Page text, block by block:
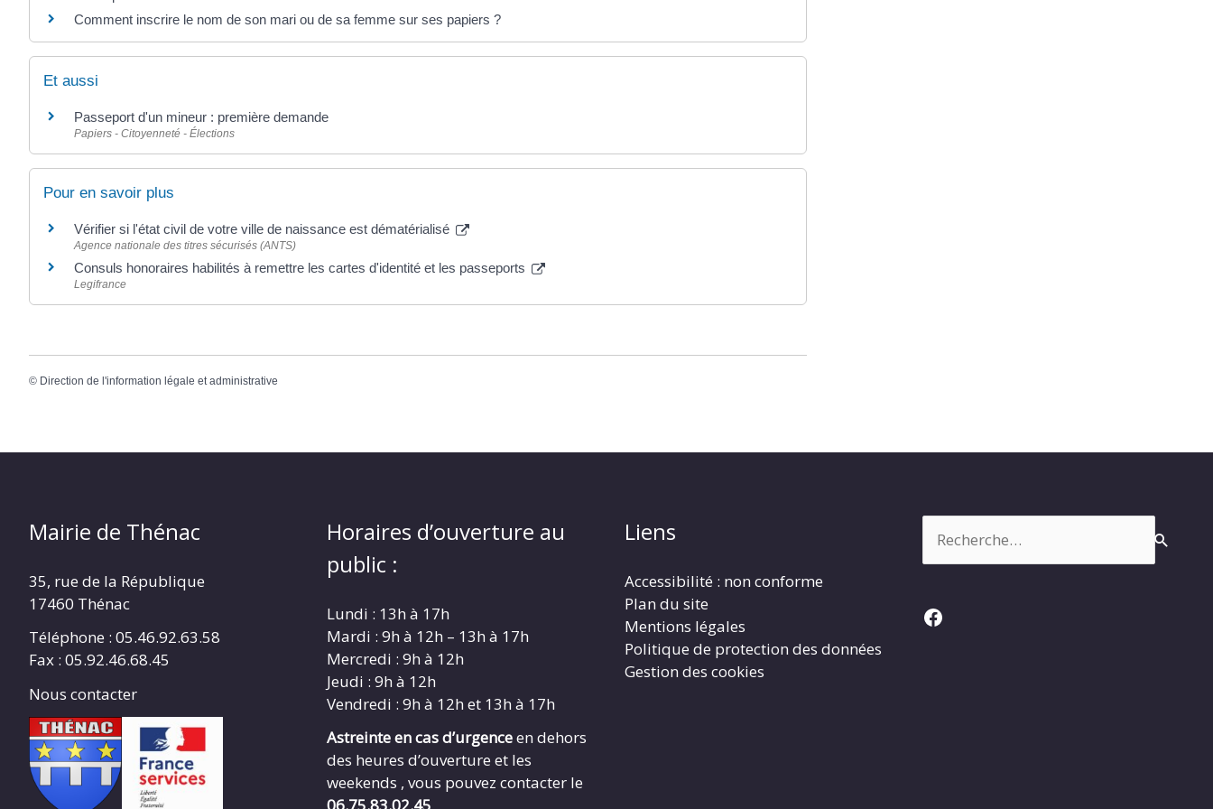
Comment inscrire le nom de son mari ou de sa femme sur ses papiers ?
Et aussi
Passeport d'un mineur : première demande
Papiers - Citoyenneté - Élections
Pour en savoir plus
Vérifier si l'état civil de votre ville de naissance est dématérialisé
Agence nationale des titres sécurisés (ANTS)
Consuls honoraires habilités à remettre les cartes d'identité et les passeports
Legifrance
© Direction de l'information légale et administrative
Mairie de Thénac
35, rue de la République
17460 Thénac
Téléphone : 05.46.92.63.58
Fax : 05.92.46.68.45
Nous contacter
Horaires d’ouverture au
public :
Lundi : 13h à 17h
Mardi : 9h à 12h – 13h à 17h
Mercredi : 9h à 12h
Jeudi : 9h à 12h
Vendredi : 9h à 12h et 13h à 17h
Astreinte en cas d’urgenceen dehors
des heures d’ouverture et les
weekends , vous pouvez contacter le
Liens
Accessibilité : non conforme
Plan du site
Mentions légales
Politique de protection des données
Gestion des cookies
Facebook